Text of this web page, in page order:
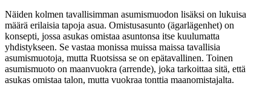
Näiden kolmen tavallisimman asumismuodon lisäksi on lukuisa
määrä erilaisia tapoja asua. Omistusasunto (ägarlägenhet) on
konsepti, jossa asukas omistaa asuntonsa itse kuulumatta
yhdistykseen. Se vastaa monissa muissa maissa tavallisia
asumismuotoja, mutta Ruotsissa se on epätavallinen. Toinen
asumismuoto on maanvuokra (arrende), joka tarkoittaa sitä, että
asukas omistaa talon, mutta vuokraa tonttia maanomistajalta.